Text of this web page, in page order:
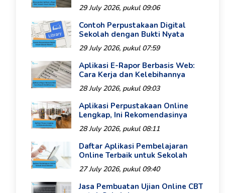
29 July 2026, pukul 09:06
Contoh Perpustakaan Digital
Sekolah dengan Bukti Nyata
29 July 2026, pukul 07:59
Aplikasi E-Rapor Berbasis Web:
Cara Kerja dan Kelebihannya
28 July 2026, pukul 09:03
Aplikasi Perpustakaan Online
Lengkap, Ini Rekomendasinya
28 July 2026, pukul 08:11
Daftar Aplikasi Pembelajaran
Online Terbaik untuk Sekolah
27 July 2026, pukul 09:40
Jasa Pembuatan Ujian Online CBT